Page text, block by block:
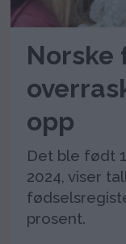
Norske
opp
Det ble født
2024, viser
prosent.